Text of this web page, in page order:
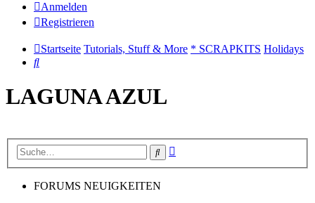
Anmelden
Registrieren
Startseite Tutorials, Stuff & More * SCRAPKITS Holidays
Suche
LAGUNA AZUL
Suche
FORUMS NEUIGKEITEN